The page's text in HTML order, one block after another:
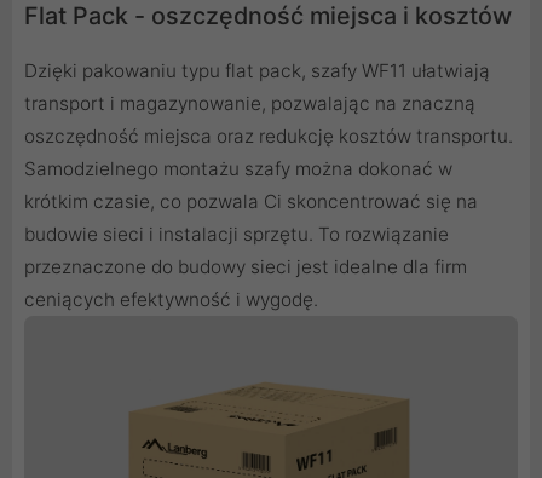
Flat Pack - oszczędność miejsca i kosztów
Dzięki pakowaniu typu flat pack, szafy WF11 ułatwiają
transport i magazynowanie, pozwalając na znaczną
oszczędność miejsca oraz redukcję kosztów transportu.
Samodzielnego montażu szafy można dokonać w
krótkim czasie, co pozwala Ci skoncentrować się na
budowie sieci i instalacji sprzętu. To rozwiązanie
przeznaczone do budowy sieci jest idealne dla firm
ceniących efektywność i wygodę.